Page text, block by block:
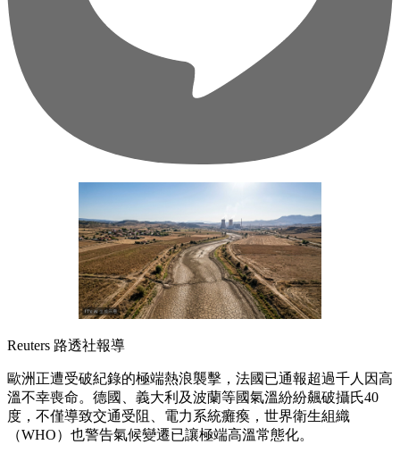
Reuters 路透社報導
歐洲正遭受破紀錄的極端熱浪襲擊，法國已通報超過千人因高
溫不幸喪命。德國、義大利及波蘭等國氣溫紛紛飆破攝氏40
度，不僅導致交通受阻、電力系統癱瘓，世界衛生組織
（WHO）也警告氣候變遷已讓極端高溫常態化。